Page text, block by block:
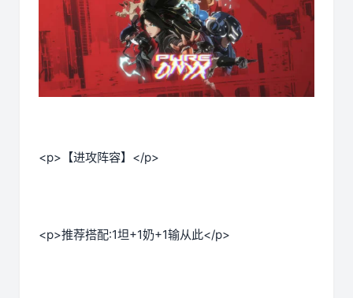
<p>【进攻阵容】</p>
<p>推荐搭配:1坦+1奶+1输从此</p>